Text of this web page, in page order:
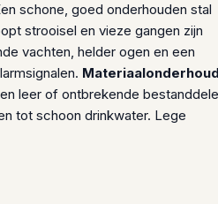
schone, goed onderhouden stal
strooisel en vieze gangen zijn
vachten, helder ogen en een
leer of ontbrekende
tot schoon drinkwater. Lege